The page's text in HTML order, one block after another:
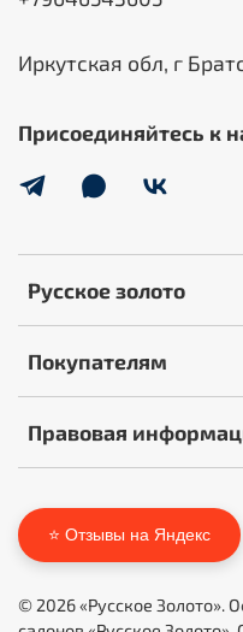
Русское золото
Покупателям
Правовая
Иркутская обл, г
Присоединяйтесь к
⭐ Отзывы на Яндекс
© 2026 «Русское Золото».